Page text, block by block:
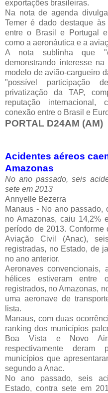
exportações brasileiras.
Na nota de agenda
Temer é dado destaque
entre o Brasil e Portugal
como a aeronáutica e a
A nota sublinha que
demonstrando interesse
modelo de avião-cargueiro
"possível participação
privatização da TAP,
reputação internacional,
conexão entre o Brasil e
PORTAL D24AM (AM)
Acidentes aéreos
Amazonas
No ano passado, seis
sete em 2013
Annyelle Bezerra
Manaus - No ano passado,
no Amazonas, caiu 14,2%
período de 2013.
Aviação Civil (Anac),
registradas, no Estado, de
no ano anterior.
Aeronaves convencionais,
hélices estiveram entre
registrados, no Amazonas,
uma aeronave de
lista.
Manaus, com duas
ranking dos municípios
Boa Vista e Novo
respectivamente
municípios que
segundo a Anac.
No ano passado, seis
Estado, contra sete em